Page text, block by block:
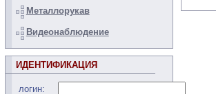
Металлорукав
Видеонаблюдение
ИДЕНТИФИКАЦИЯ
логин: